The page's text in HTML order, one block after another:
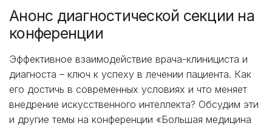
Анонс диагностической секции на
конференции
Эффективное взаимодействие врача-клинициста и
диагноста – ключ к успеху в лечении пациента. Как
его достичь в современных условиях и что меняет
внедрение искусственного интеллекта? Обсудим эти
и другие темы на конференции «Большая медицина